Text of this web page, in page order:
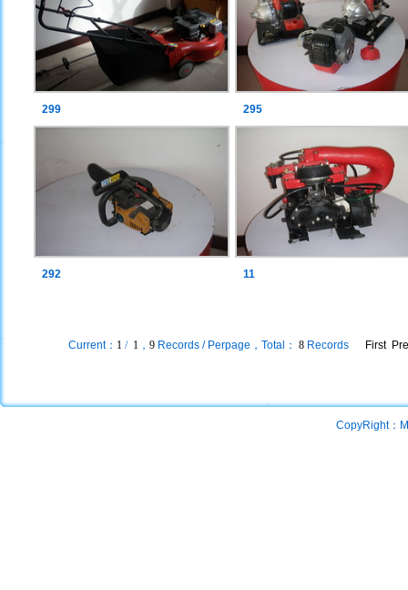
299 295
292 11
Current： 1 / 1 ， 9 Records / Perpage，Total： 8 Records First
CopyRight：